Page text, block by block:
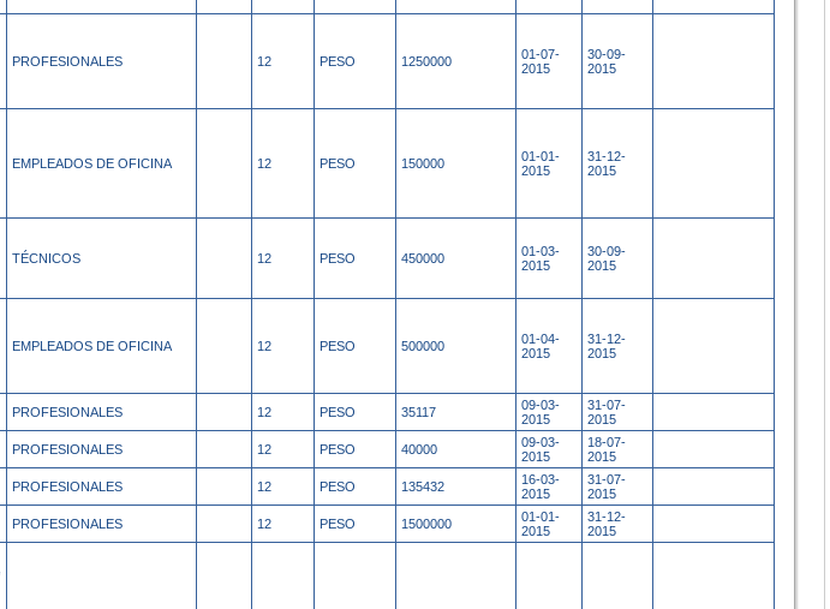
PROFESIONALES 12 PESO 1250000
01-07-
2015
30-09-
2015
EMPLEADOS DE OFICINA 12 PESO 150000
01-01-
2015
31-12-
2015
TÉCNICOS 12 PESO 450000
01-03-
2015
30-09-
2015
EMPLEADOS DE OFICINA 12 PESO 500000
01-04-
2015
31-12-
2015
PROFESIONALES 12 PESO 35117
09-03-
2015
31-07-
2015
PROFESIONALES 12 PESO 40000
09-03-
2015
18-07-
2015
PROFESIONALES 12 PESO 135432
16-03-
2015
31-07-
2015
PROFESIONALES 12 PESO 1500000
01-01-
2015
31-12-
2015